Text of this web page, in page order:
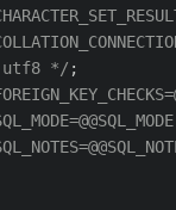
utf8 */ ;